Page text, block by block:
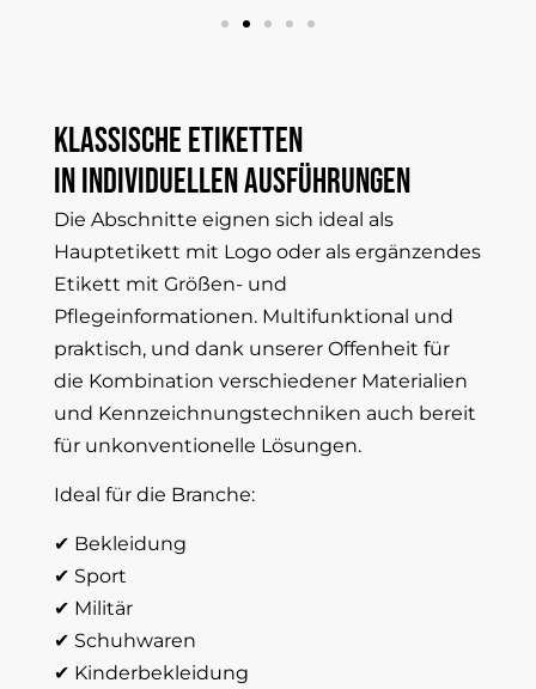
Klassische Etiketten
inindividuellenAusführungen
Die Abschnitte eignen sich ideal als
Hauptetikett mit Logo oder als ergänzendes
Etikett mit Größen- und
Pflegeinformationen. Multifunktional und
praktisch, und dank unserer Offenheit für
die Kombination verschiedener Materialien
und Kennzeichnungstechniken auch bereit
für unkonventionelle Lösungen.
Ideal für die Branche:
✔ Bekleidung
✔ Sport
✔ Militär
✔ Schuhwaren
✔ Kinderbekleidung